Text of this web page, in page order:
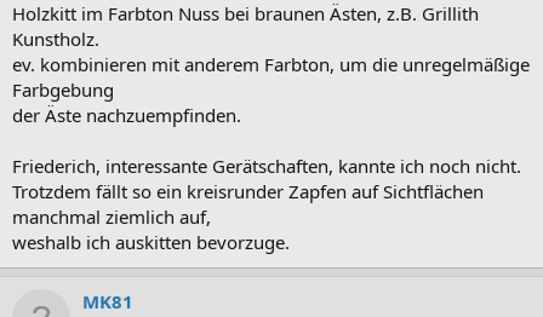
Holzkitt im Farbton Nuss bei braunen Ästen, z.B. Grillith
Kunstholz.
ev. kombinieren mit anderem Farbton, um die unregelmäßige
Farbgebung
der Äste nachzuempfinden.
Friederich, interessante Gerätschaften, kannte ich noch nicht.
Trotzdem fällt so ein kreisrunder Zapfen auf Sichtflächen
manchmal ziemlich auf,
weshalb ich auskitten bevorzuge.
MK81